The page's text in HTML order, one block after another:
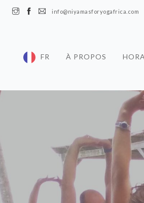
info@niyamasforyogafrica.com
FR À PROPOS